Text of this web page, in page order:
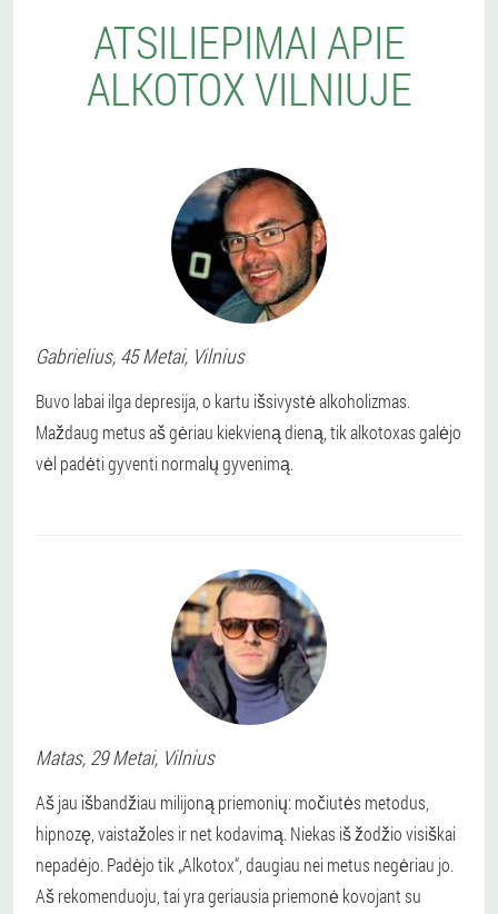
ATSILIEPIMAI APIE
ALKOTOX VILNIUJE
Gabrielius, 45 Metai, Vilnius
Buvo labai ilga depresija, o kartu išsivystė alkoholizmas.
Maždaug metus aš gėriau kiekvieną dieną, tik alkotoxas galėjo
vėl padėti gyventi normalų gyvenimą.
Matas, 29 Metai, Vilnius
Aš jau išbandžiau milijoną priemonių: močiutės metodus,
hipnozę, vaistažoles ir net kodavimą. Niekas iš žodžio visiškai
nepadėjo. Padėjo tik „Alkotox“, daugiau nei metus negėriau jo.
Aš rekomenduoju, tai yra geriausia priemonė kovojant su